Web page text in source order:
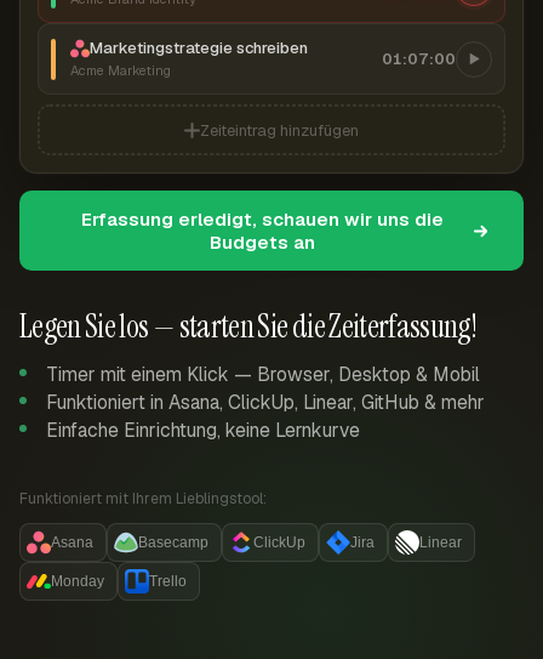
Legen Sie los — starten Sie die Zeiterfassung!
Timer mit einem Klick — Browser, Desktop & Mobil
Funktioniert in Asana, ClickUp, Linear, GitHub & mehr
Einfache Einrichtung, keine Lernkurve
Funktioniert mit Ihrem Lieblingstool:
Asana Basecamp ClickUp Jira Linear
Monday Trello
Marketingstrategie schreiben
Acme Marketing
01:07:00
Zeiteintrag hinzufügen
Erfassung erledigt, schauen wir uns die
Budgets an